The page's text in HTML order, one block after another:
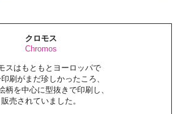
クロモス
Chromos
スはもともとヨーロッパで
刷がまだ珍しかったころ、
柄を中心に型抜きで印刷し、
販売されていました。